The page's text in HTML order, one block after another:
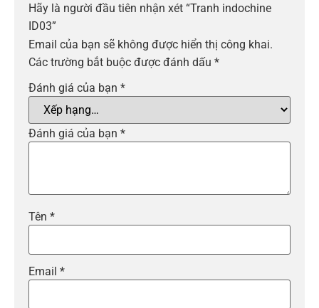
Hãy là người đầu tiên nhận xét “Tranh indochine
ID03”
Email của bạn sẽ không được hiển thị công khai.
Các trường bắt buộc được đánh dấu *
Đánh giá của bạn *
Đánh giá của bạn *
Tên *
Email *